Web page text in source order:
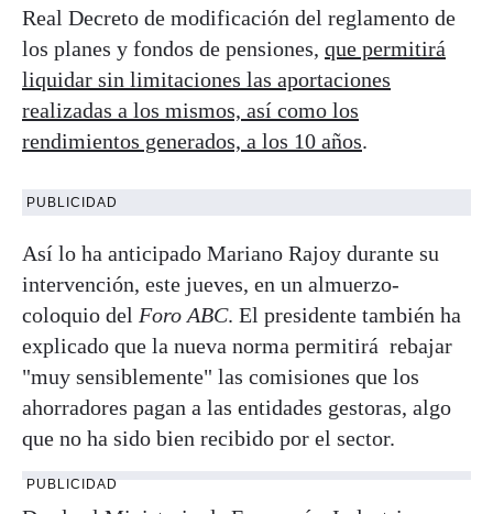
Real Decreto de modificación del reglamento de
los planes y fondos de pensiones, que permitirá
liquidar sin limitaciones las aportaciones
realizadas a los mismos, así como los
rendimientos generados, a los 10 años.
PUBLICIDAD
Así lo ha anticipado Mariano Rajoy durante su
intervención, este jueves, en un almuerzo-
coloquio del Foro ABC. El presidente también ha
explicado que la nueva norma permitirá rebajar
"muy sensiblemente" las comisiones que los
ahorradores pagan a las entidades gestoras, algo
que no ha sido bien recibido por el sector.
PUBLICIDAD